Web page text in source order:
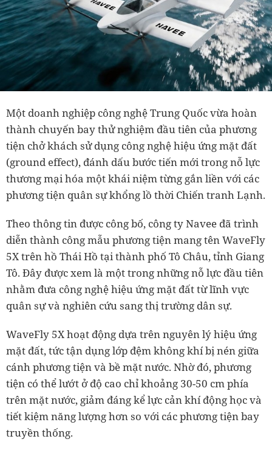
Một doanh nghiệp công nghệ Trung Quốc vừa hoàn
thành chuyến bay thử nghiệm đầu tiên của phương
tiện chở khách sử dụng công nghệ hiệu ứng mặt đất
(ground effect), đánh dấu bước tiến mới trong nỗ lực
thương mại hóa một khái niệm từng gắn liền với các
phương tiện quân sự khổng lồ thời Chiến tranh Lạnh.
Theo thông tin được công bố, công ty Navee đã trình
diễn thành công mẫu phương tiện mang tên WaveFly
5X trên hồ Thái Hồ tại thành phố Tô Châu, tỉnh Giang
Tô. Đây được xem là một trong những nỗ lực đầu tiên
nhằm đưa công nghệ hiệu ứng mặt đất từ lĩnh vực
quân sự và nghiên cứu sang thị trường dân sự.
WaveFly 5X hoạt động dựa trên nguyên lý hiệu ứng
mặt đất, tức tận dụng lớp đệm không khí bị nén giữa
cánh phương tiện và bề mặt nước. Nhờ đó, phương
tiện có thể lướt ở độ cao chỉ khoảng 30-50 cm phía
trên mặt nước, giảm đáng kể lực cản khí động học và
tiết kiệm năng lượng hơn so với các phương tiện bay
truyền thống.